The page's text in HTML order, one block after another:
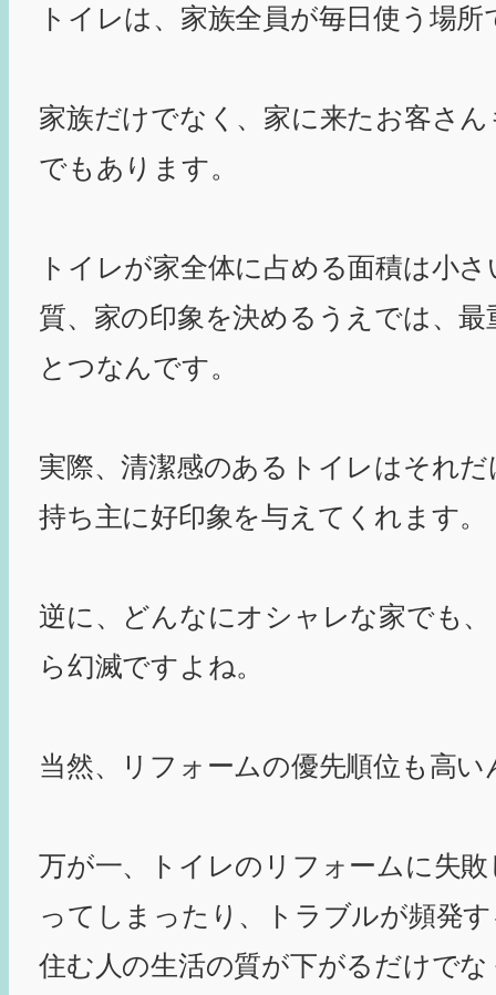
トイレは、家族全員が毎日使う場所
家族だけでなく、家に来たお客さ
でもあります。
トイレが家全体に占める面積は小
質、家の印象を決めるうえでは、
とつなんです。
実際、清潔感のあるトイレはそれ
持ち主に好印象を与えてくれます。
逆に、どんなにオシャレな家でも
ら幻滅ですよね。
当然、リフォームの優先順位も高い
万が一、トイレのリフォームに失
ってしまったり、トラブルが頻発
住む人の生活の質が下がるだけで